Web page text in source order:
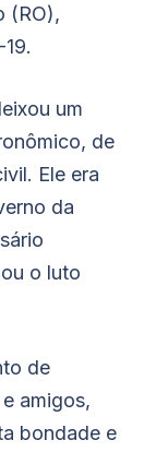
(RO),
um
de
Ele era
da
o luto
de
amigos,
bondade e